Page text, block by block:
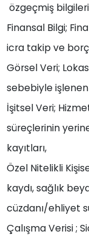
özgeçmiş
Finansal Bilgi;
icra takip ve
Görsel Veri;
sebebiyle
İşitsel Veri;
süreçlerinin
kayıtları,
Özel Nitelikli
kaydı, sağlık
cüzdanı/ehliyet
Çalışma Verisi ;